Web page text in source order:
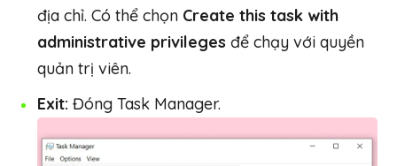
địa chỉ. Có thể chọn Create this task with
administrative privileges để chạy với quyền
quản trị viên.
Exit: Đóng Task Manager.